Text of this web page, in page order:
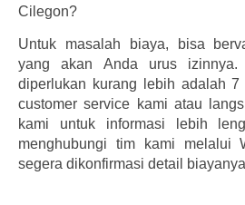
Cilegon?
Untuk masalah biaya, bisa
yang akan Anda urus izinnya.
diperlukan kurang lebih adalah
customer service kami atau
kami untuk informasi lebih
menghubungi tim kami melalui
segera dikonfirmasi detail